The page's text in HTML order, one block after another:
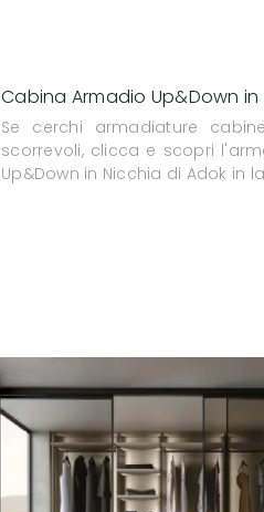
Cabina Armadio Up&Down in
Se cerchi armadiature
scorrevoli, clicca e scopri
Up&Down in Nicchia di Adok in